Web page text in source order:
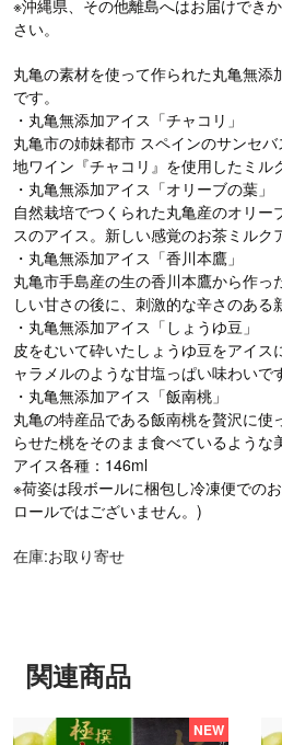
※沖縄県、その他離島へはお届けでき
さい。
丸亀の素材を使って作られた丸亀無添
です。
・丸亀無添加アイス「チャコリ」
丸亀市の姉妹都市 スペインのサンセ
地ワイン『チャコリ』を使用したミル
・丸亀無添加アイス「オリーブの葉」
自然栽培でつくられた丸亀産のオリー
スのアイス。新しい感覚のお茶ミルク
・丸亀無添加アイス「香川本鷹」
丸亀市手島産の生の香川本鷹から作っ
しい甘さの後に、刺激的な辛さのある
・丸亀無添加アイス「しょうゆ豆」
皮をむいて砕いたしょうゆ豆をアイス
ャラメルのような甘塩っぱい味わいです
・丸亀無添加アイス「飯南桃」
丸亀の特産品である飯南桃を贅沢に使
らせた桃をそのまま食べているような
アイス各種：146ml
※荷姿は段ボールに梱包し冷凍便での
ロールではございません。)
在庫:お取り寄せ
関連商品